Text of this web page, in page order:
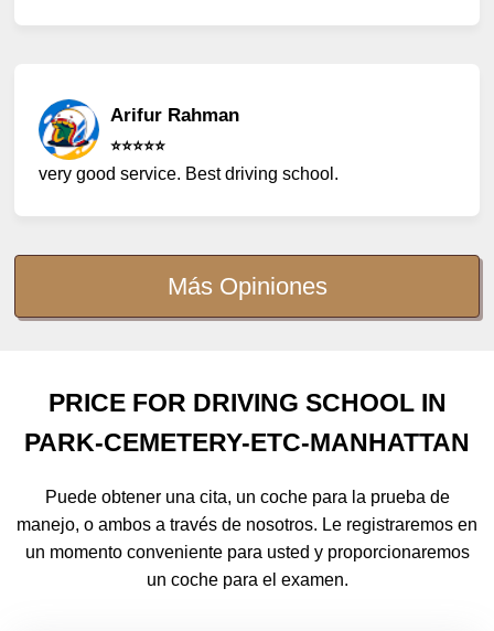
Arifur Rahman
⭐️⭐️⭐️⭐️⭐️
very good service. Best driving school.
Más Opiniones
PRICE FOR DRIVING SCHOOL IN
PARK-CEMETERY-ETC-MANHATTAN
Puede obtener una cita, un coche para la prueba de
manejo, o ambos a través de nosotros. Le registraremos en
un momento conveniente para usted y proporcionaremos
un coche para el examen.